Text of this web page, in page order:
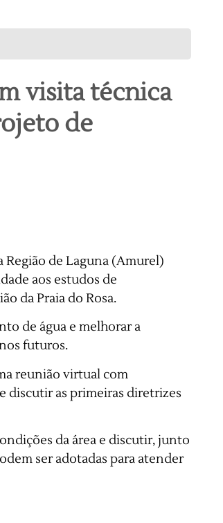
visita técnica
de
de Laguna (Amurel)
aos estudos de
da Praia do Rosa.
de água e melhorar a
futuros.
reunião virtual com
discutir as primeiras diretrizes
da área e discutir, junto
ser adotadas para atender